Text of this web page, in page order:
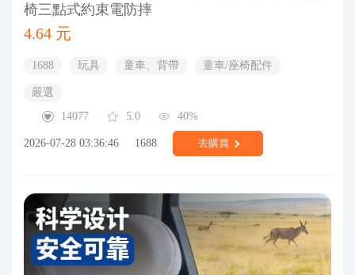
椅三點式約束電防摔
4.64 元
1688 玩具 童車、背帶 童車/座椅配件
嚴選
14077
5.0 40%
2026-07-28 03:36:46 1688 去購買